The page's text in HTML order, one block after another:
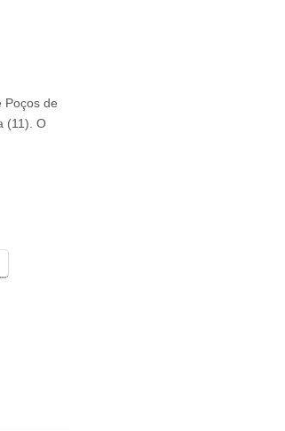
Poços de
(11). O